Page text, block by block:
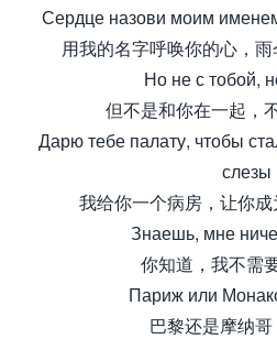
Сердце назови моим
用我的名字呼唤你的心，
Но не с тобой,
但不是和你在一起，
Дарю тебе палату, чтобы
слезы
我给你一个病房，让你
Знаешь, мне
你知道，我不需
Париж или
巴黎还是摩纳